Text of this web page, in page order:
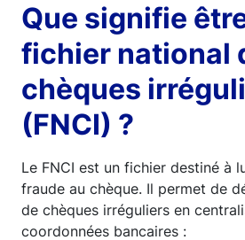
Que signifie
fichier national
chèques
(FNCI) ?
Le FNCI est un fichier destiné à
fraude au chèque. Il permet de
de chèques irréguliers en
coordonnées bancaires :